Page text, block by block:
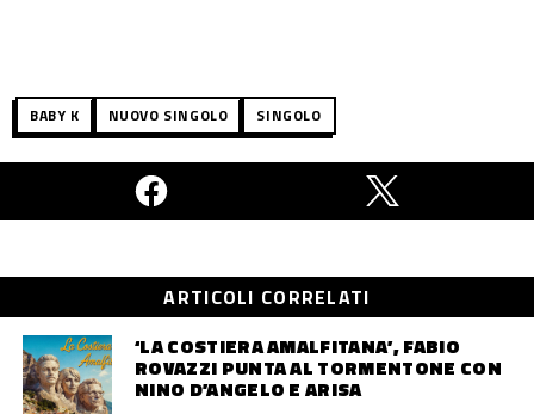
BABY K NUOVO SINGOLO SINGOLO
ARTICOLI CORRELATI
‘LA COSTIERA AMALFITANA’, FABIO
ROVAZZI PUNTA AL TORMENTONE CON
NINO D’ANGELO E ARISA